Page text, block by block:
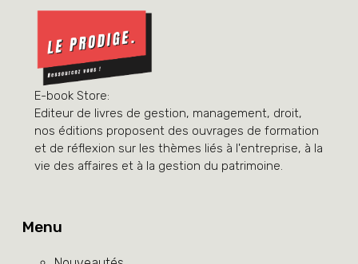
E-book Store:
Editeur de livres de gestion, management, droit,
nos éditions proposent des ouvrages de formation
et de réflexion sur les thèmes liés à l'entreprise, à la
vie des affaires et à la gestion du patrimoine.
Menu